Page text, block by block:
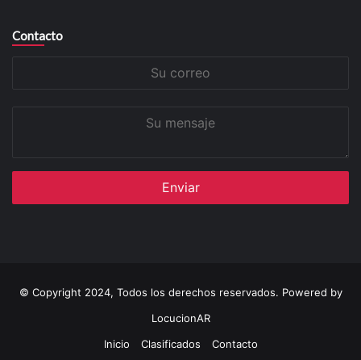
Contacto
© Copyright 2024, Todos los derechos reservados. Powered by
LocucionAR
Inicio
Clasificados Contacto